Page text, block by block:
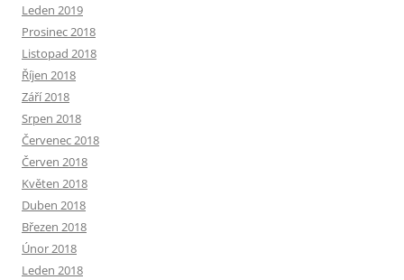
Leden 2019
Prosinec 2018
Listopad 2018
Říjen 2018
Září 2018
Srpen 2018
Červenec 2018
Červen 2018
Květen 2018
Duben 2018
Březen 2018
Únor 2018
Leden 2018